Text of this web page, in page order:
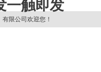
一触即发
限公司欢迎您！